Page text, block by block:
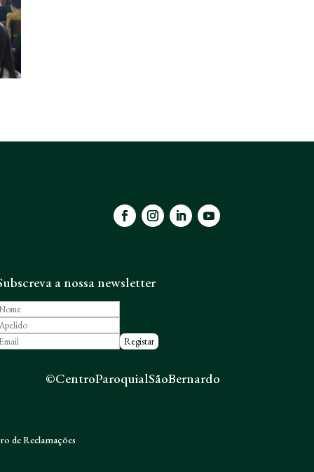
a nossa newsletter
©CentroParoquialSãoBernardo
de Reclamações